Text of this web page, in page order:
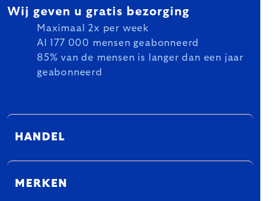
Wij geven u gratis bezorging
Maximaal 2x per week
Al 177 000 mensen geabonneerd
85% van de mensen is langer dan een jaar
geabonneerd
HANDEL
MERKEN